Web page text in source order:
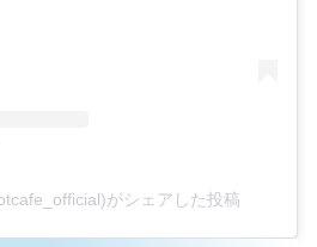
がシェアした投稿